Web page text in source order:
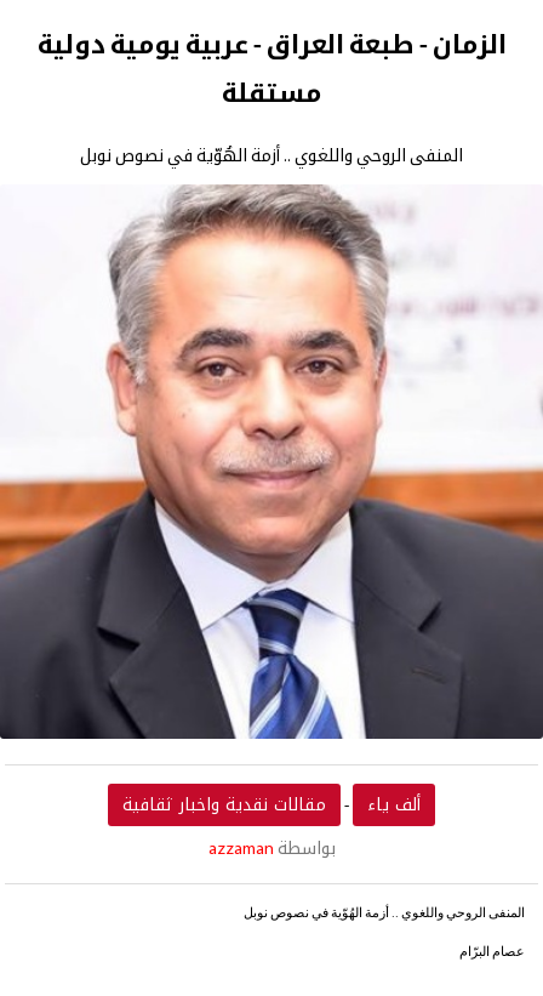
الزمان - طبعة العراق - عربية يومية دولية
مستقلة
المنفى الروحي واللغوي .. أزمة الهُوّية في نصوص نوبل
ألف ياء - مقالات نقدية واخبار ثقافية
بواسطة azzaman
المنفى الروحي واللغوي .. أزمة الهُوّية في نصوص نوبل
عصام البرّام